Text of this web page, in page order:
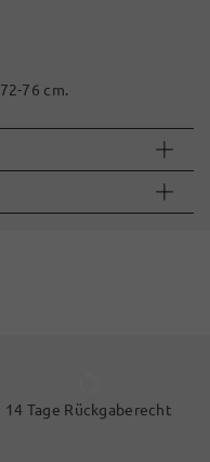
76 cm.
14 Tage Rückgaberecht